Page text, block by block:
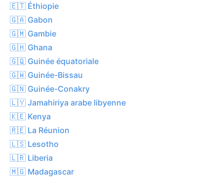
🇪🇹 Éthiopie
🇬🇦 Gabon
🇬🇲 Gambie
🇬🇭 Ghana
🇬🇶 Guinée équatoriale
🇬🇼 Guinée-Bissau
🇬🇳 Guinée-Conakry
🇱🇾 Jamahiriya arabe libyenne
🇰🇪 Kenya
🇷🇪 La Réunion
🇱🇸 Lesotho
🇱🇷 Liberia
🇲🇬 Madagascar